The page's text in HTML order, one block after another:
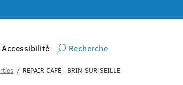
Accessibilité Recherche
REPAIR CAFÉ - BRIN-SUR-SEILLE